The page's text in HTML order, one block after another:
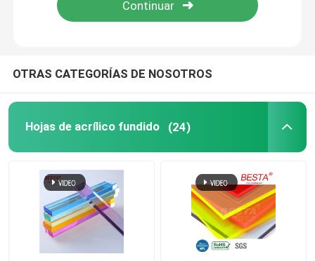
Hoja de acrílico del brillo
Hoja acrílica de burbujas
Barras de acrílico transparentes
Las bisagras acrílicas transparentes
Esfera acrílica sólida
OTRAS CATEGORÍAS DE NOSOTROS
Hojas de acrílico fundido (24)